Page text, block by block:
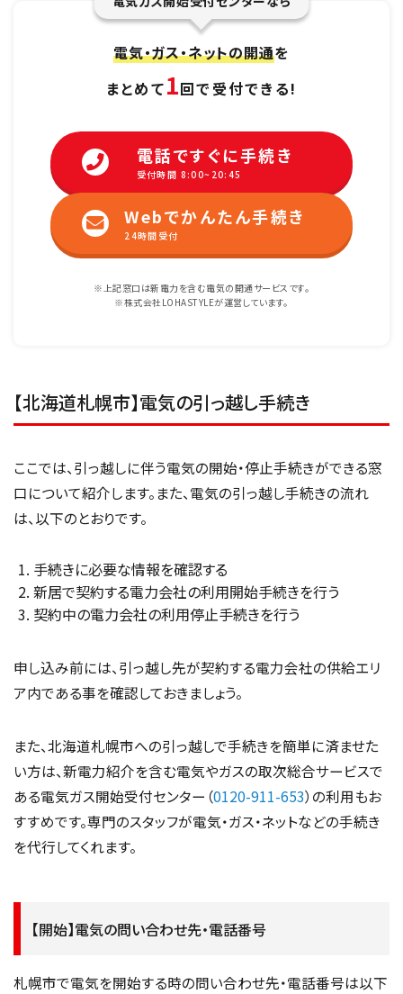
電気・ガス・ネットの開通を
まとめて1回で受付できる!
電話ですぐに手続き
受付時間 8:00~20:45
Webでかんたん手続き
24時間受付
※上記窓口は新電力を含む電気の開通サービスです。
※株式会社LOHASTYLEが運営しています。
【北海道札幌市】電気の引っ越し手続き
ここでは、引っ越しに伴う電気の開始・停止手続きができる窓
口について紹介します。また、電気の引っ越し手続きの流れ
は、以下のとおりです。
手続きに必要な情報を確認する
新居で契約する電力会社の利用開始手続きを行う
契約中の電力会社の利用停止手続きを行う
申し込み前には、引っ越し先が契約する電力会社の供給エリ
ア内である事を確認しておきましょう。
また、北海道札幌市への引っ越しで手続きを簡単に済ませた
い方は、新電力紹介を含む電気やガスの取次総合サービスで
ある電気ガス開始受付センター（0120-911-653）の利用もお
すすめです。専門のスタッフが電気・ガス・ネットなどの手続き
を代行してくれます。
【開始】電気の問い合わせ先・電話番号
札幌市で電気を開始する時の問い合わせ先・電話番号は以下